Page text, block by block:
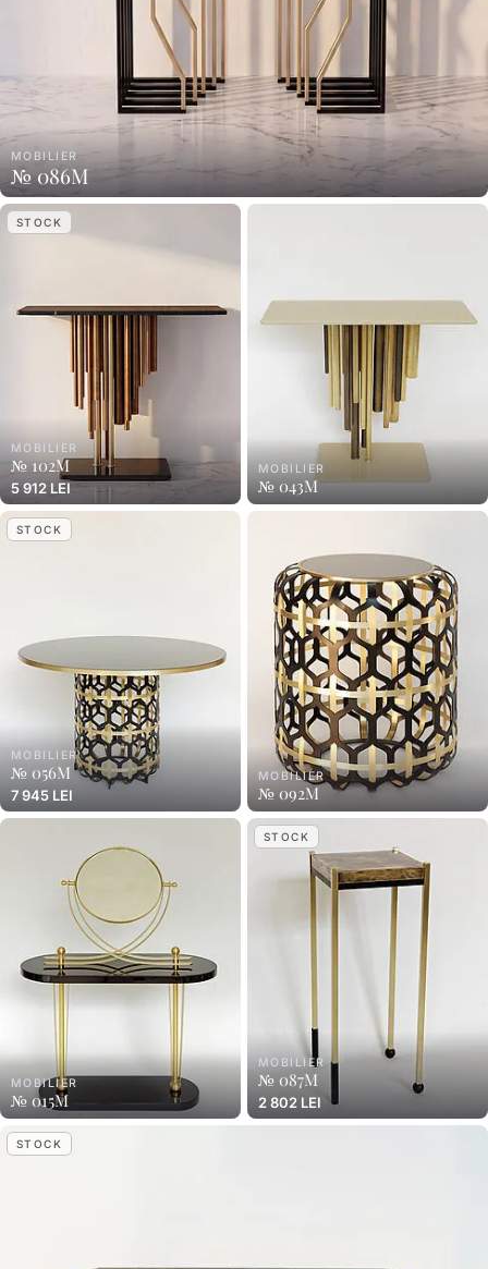
MOBILIER
№ 086M
STOCK
MOBILIER
№ 102M
5 912 LEI
MOBILIER
№ 043M
STOCK
MOBILIER
№ 056M
7 945 LEI
MOBILIER
№ 092M
MOBILIER
№ 015M
STOCK
MOBILIER
№ 087M
2 802 LEI
STOCK